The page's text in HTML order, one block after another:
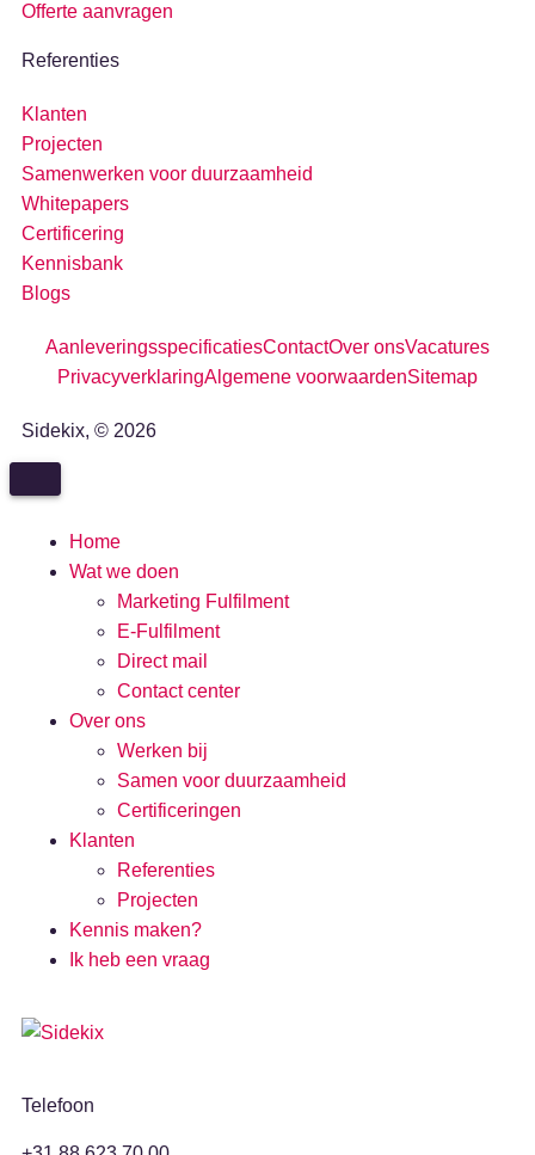
Offerte aanvragen
Referenties
Klanten
Projecten
Samenwerken voor duurzaamheid
Whitepapers
Certificering
Kennisbank
Blogs
AanleveringsspecificatiesContactOver onsVacatures
PrivacyverklaringAlgemene voorwaardenSitemap
Sidekix, © 2026
Home
Wat we doen
Marketing Fulfilment
E-Fulfilment
Direct mail
Contact center
Over ons
Werken bij
Samen voor duurzaamheid
Certificeringen
Klanten
Referenties
Projecten
Kennis maken?
Ik heb een vraag
Telefoon